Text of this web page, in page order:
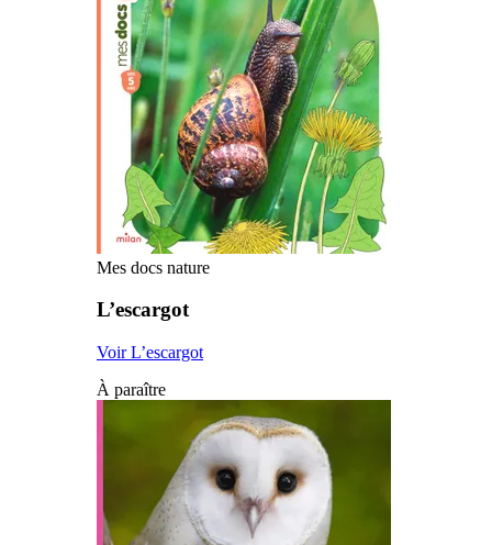
Mes docs nature
L’escargot
Voir L’escargot
À paraître